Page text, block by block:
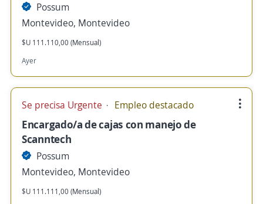
Possum
Montevideo, Montevideo
$U 111.110,00 (Mensual)
Ayer
Se precisa Urgente Empleo destacado
Encargado/a de cajas con manejo de
Scanntech
Possum
Montevideo, Montevideo
$U 111.111,00 (Mensual)